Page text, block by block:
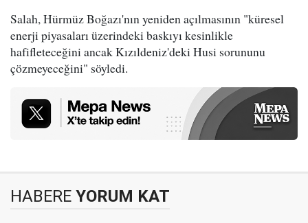
Salah, Hürmüz Boğazı'nın yeniden açılmasının "küresel
enerji piyasaları üzerindeki baskıyı kesinlikle
hafifleteceğini ancak Kızıldeniz'deki Husi sorununu
çözmeyeceğini" söyledi.
HABERE YORUM KAT